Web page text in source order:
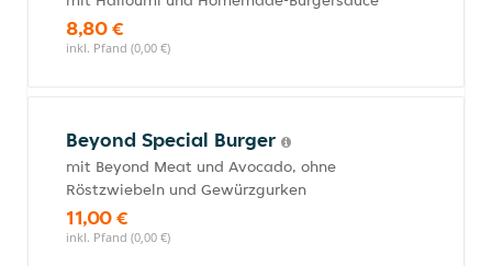
8,80 €
inkl. Pfand (0,00 €)
Beyond Special Burger
mit Beyond Meat und Avocado, ohne
Röstzwiebeln und Gewürzgurken
11,00 €
inkl. Pfand (0,00 €)